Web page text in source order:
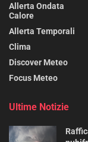
Allerta Ondata
Calore
Allerta Temporali
Clima
Discover Meteo
Focus Meteo
Ultime Notizie